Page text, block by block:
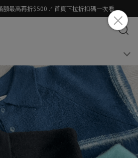
額最高再折$500 .ᐟ 首頁下拉折扣碼一次看